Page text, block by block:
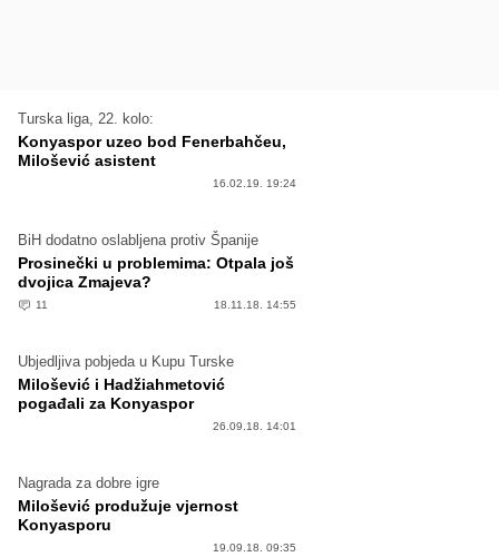
Turska liga, 22. kolo:
Konyaspor uzeo bod Fenerbahčeu,
Milošević asistent
16.02.19. 19:24
BiH dodatno oslabljena protiv Španije
Prosinečki u problemima: Otpala još
dvojica Zmajeva?
11 18.11.18. 14:55
Ubjedljiva pobjeda u Kupu Turske
Milošević i Hadžiahmetović
pogađali za Konyaspor
26.09.18. 14:01
Nagrada za dobre igre
Milošević produžuje vjernost
Konyasporu
19.09.18. 09:35